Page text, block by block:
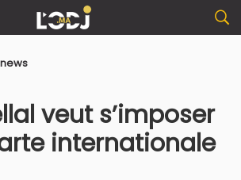
veut s’imposer
internationale